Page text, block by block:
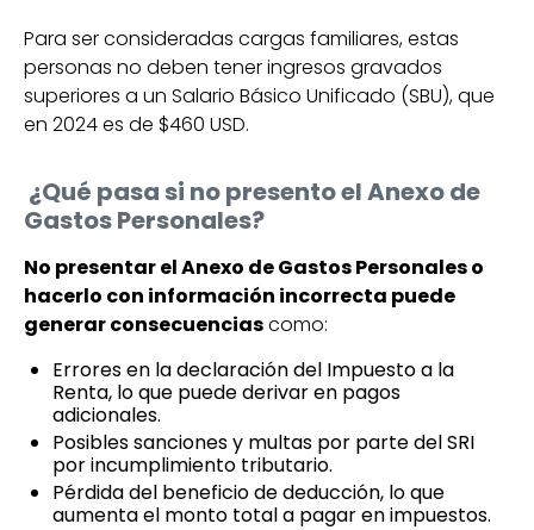
Para ser consideradas cargas familiares, estas
personas no deben tener ingresos gravados
superiores a un Salario Básico Unificado (SBU), que
en 2024 es de $460 USD.
¿Qué pasa si no presento el Anexo de
Gastos Personales?
No presentar el Anexo de Gastos Personales o
hacerlo con información incorrecta puede
generar consecuenciascomo:
Errores en la declaración del Impuesto a la
Renta, lo que puede derivar en pagos
adicionales.
Posibles sanciones y multas por parte del SRI
por incumplimiento tributario.
Pérdida del beneficio de deducción, lo que
aumenta el monto total a pagar en impuestos.